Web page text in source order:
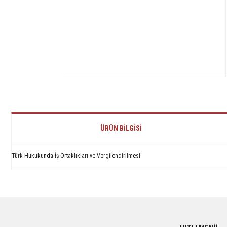
ÜRÜN BILGISI
Türk Hukukunda İş Ortaklıkları ve Vergilendirilmesi